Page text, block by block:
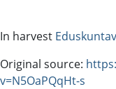
In harvest
Original source:
v=N5OaPQqHt-s